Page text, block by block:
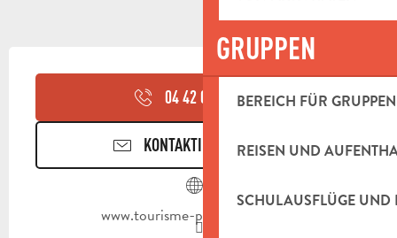
GRUPPEN
BEREICH FÜR GRUPPEN
REISEN UND
SCHULAUSFLÜGE UND
ÖFFNUNGSZEITEN &
04 42 03 49▒▒
KONTAKTIEREN SIE UNS
www.tourisme-paysdaubagne.fr